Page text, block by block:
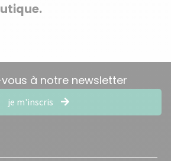
à notre newsletter
je m'inscris